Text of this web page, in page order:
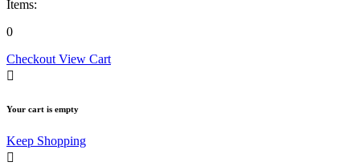
Items:
0
Checkout View Cart
Your cart is empty
Keep Shopping